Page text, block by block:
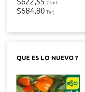
Cont
$684,80 Tarj
QUE ES LO NUEVO ?